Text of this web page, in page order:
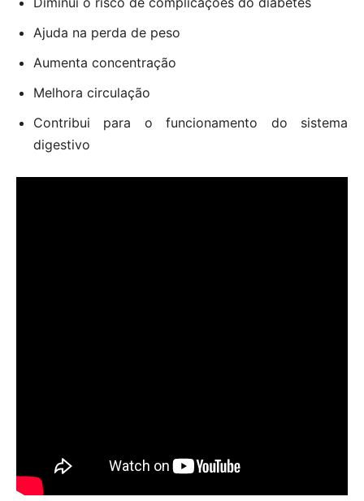
Ajuda na perda de peso
Aumenta concentração
Melhora circulação
Contribui para o funcionamento do sistema
digestivo